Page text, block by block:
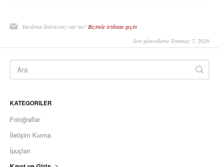
Yardıma ihtiyacınız var mı?Bizimle irtibata geçin
Son güncelleme Temmuz 7, 2026
KATEGORILER
Fotoğraflar
İletişim Kurma
İpuçları